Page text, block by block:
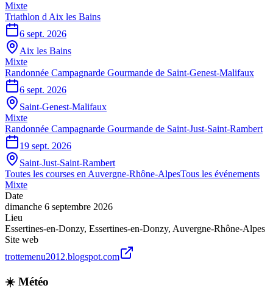
Mixte
Triathlon d Aix les Bains
6 sept. 2026
Aix les Bains
Mixte
Randonnée Campagnarde Gourmande de Saint-Genest-Malifaux
6 sept. 2026
Saint-Genest-Malifaux
Mixte
Randonnée Campagnarde Gourmande de Saint-Just-Saint-Rambert
19 sept. 2026
Saint-Just-Saint-Rambert
Toutes les courses en Auvergne-Rhône-AlpesTous les événements
Mixte
Date
dimanche 6 septembre 2026
Lieu
Essertines-en-Donzy, Essertines-en-Donzy, Auvergne-Rhône-Alpes
Site web
trottemenu2012.blogspot.com
☀️ Météo